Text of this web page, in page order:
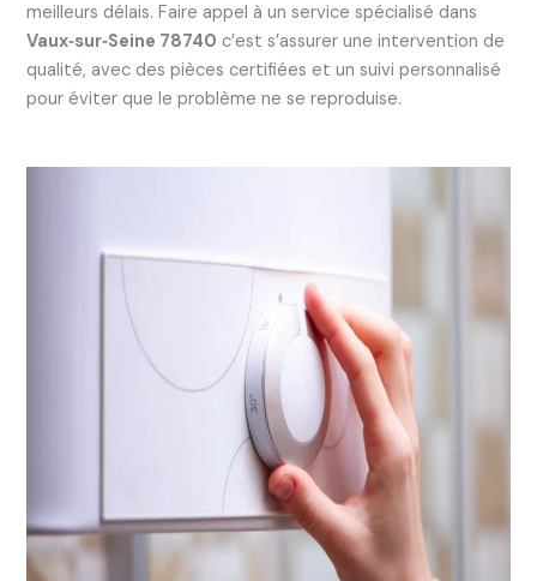
meilleurs délais. Faire appel à un service spécialisé dans
Vaux‑sur‑Seine 78740 c’est s’assurer une intervention de
qualité, avec des pièces certifiées et un suivi personnalisé
pour éviter que le problème ne se reproduise.